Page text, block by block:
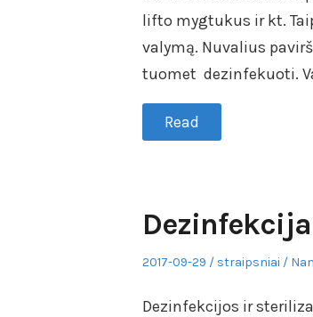
lifto mygtukus ir kt.
valymą. Nuvalius
tuomet dezinfekuoti.
Read
Posted
2017-09-29 Author
straipsniai
Dezinfekcijos ir